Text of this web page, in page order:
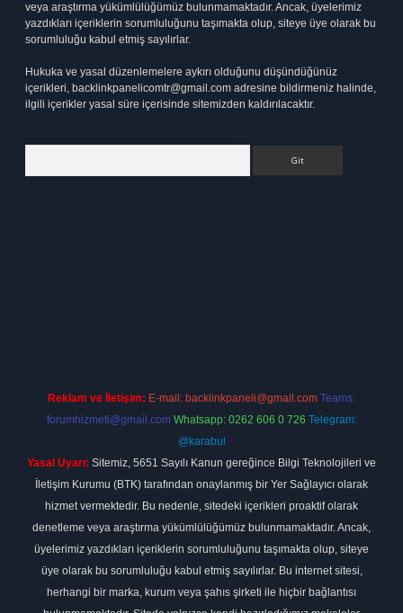
veya araştırma yükümlülüğümüz bulunmamaktadır. Ancak, üyelerimiz
yazdıkları içeriklerin sorumluluğunu taşımakta olup, siteye üye olarak bu
sorumluluğu kabul etmiş sayılırlar.
Hukuka ve yasal düzenlemelere aykırı olduğunu düşündüğünüz
içerikleri, backlinkpanelicomtr@gmail.com adresine bildirmeniz halinde,
ilgili içerikler yasal süre içerisinde sitemizden kaldırılacaktır.
Reklam ve İletişim: E-mail: backlinkpaneli@gmail.com Teams:
forumhizmeti@gmail.com Whatsapp: 0262 606 0 726 Telegram:
@karabul
Yasal Uyarı: Sitemiz, 5651 Sayılı Kanun gereğince Bilgi Teknolojileri ve
İletişim Kurumu (BTK) tarafından onaylanmış bir Yer Sağlayıcı olarak
hizmet vermektedir. Bu nedenle, sitedeki içerikleri proaktif olarak
denetleme veya araştırma yükümlülüğümüz bulunmamaktadır. Ancak,
üyelerimiz yazdıkları içeriklerin sorumluluğunu taşımakta olup, siteye
üye olarak bu sorumluluğu kabul etmiş sayılırlar. Bu internet sitesi,
herhangi bir marka, kurum veya şahıs şirketi ile hiçbir bağlantısı